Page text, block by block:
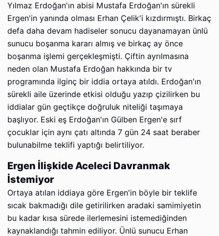
Yılmaz Erdoğan'ın abisi Mustafa Erdoğan'ın sürekli
Ergen'in yanında olması Erhan Çelik'i kızdırmıştı. Birkaç
defa daha devam hadiseler sonucu dayanamayan ünlü
sunucu boşanma kararı almış ve birkaç ay önce
boşanma işlemi gerçekleşmişti. Çiftin ayrılmasına
neden olan Mustafa Erdoğan hakkında bir tv
programında ilginç bir iddia ortaya atıldı. Erdoğan'ın
sürekli aile üzerinde etkisi olduğu yazıp çizilirken bu
iddialar gün geçtikçe doğruluk niteliği taşımaya
başlıyor. Eski eş Erdoğan'ın Gülben Ergen'e sırf
çocuklar için aynı çatı altında 7 gün 24 saat beraber
bulunabilme teklifi yaptığı belirtiliyor.
Ergen İlişkide Aceleci Davranmak
İstemiyor
Ortaya atılan iddiaya göre Ergen'in böyle bir teklife
sıcak bakmadığı dile getirilirken aradaki samimiyetin
bu kadar kısa sürede ilerlemesini istemediğinden
kaynaklandığı tahmin ediliyor. Ünlü sunucu Erhan